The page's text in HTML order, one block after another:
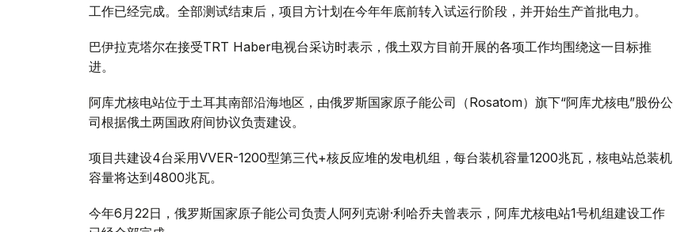
工作已经完成。全部测试结束后，项目方计划在今年年底前转入试运行阶段，并开始生产首批电力。
巴伊拉克塔尔在接受TRT Haber电视台采访时表示，俄土双方目前开展的各项工作均围绕这一目标推
进。
阿库尤核电站位于土耳其南部沿海地区，由俄罗斯国家原子能公司（Rosatom）旗下“阿库尤核电”股份公
司根据俄土两国政府间协议负责建设。
项目共建设4台采用VVER-1200型第三代+核反应堆的发电机组，每台装机容量1200兆瓦，核电站总装机
容量将达到4800兆瓦。
今年6月22日，俄罗斯国家原子能公司负责人阿列克谢·利哈乔夫曾表示，阿库尤核电站1号机组建设工作